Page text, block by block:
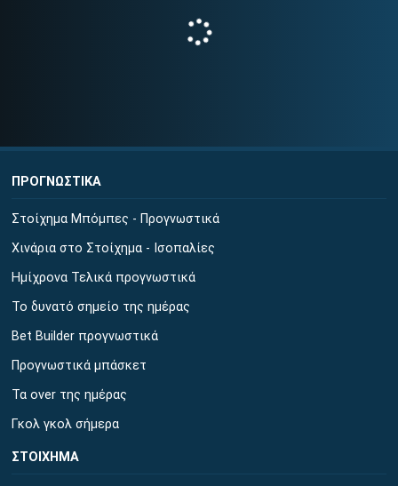
ΠΡΟΓΝΩΣΤΙΚΑ
Στοίχημα Μπόμπες - Προγνωστικά
Χινάρια στο Στοίχημα - Ισοπαλίες
Ημίχρονα Τελικά προγνωστικά
Το δυνατό σημείο της ημέρας
Bet Builder προγνωστικά
Προγνωστικά μπάσκετ
Τα over της ημέρας
Γκολ γκολ σήμερα
ΣΤΟΙΧΗΜΑ